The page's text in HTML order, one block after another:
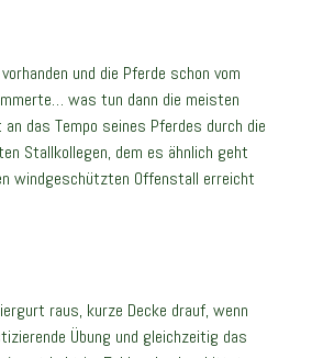
und die Pferde schon vom
was tun dann die meisten
das Tempo seines Pferdes durch die
Stallkollegen, dem es ähnlich geht
windgeschützten Offenstall erreicht
raus, kurze Decke drauf, wenn
Übung und gleichzeitig das